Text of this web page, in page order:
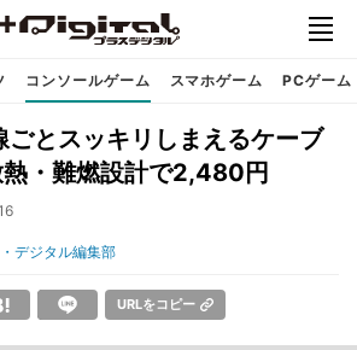
コンソールゲーム スマホゲーム PCゲーム
とスッキリしまえるケーブ
・難燃設計で2,480円
デジタル編集部
URLをコピー